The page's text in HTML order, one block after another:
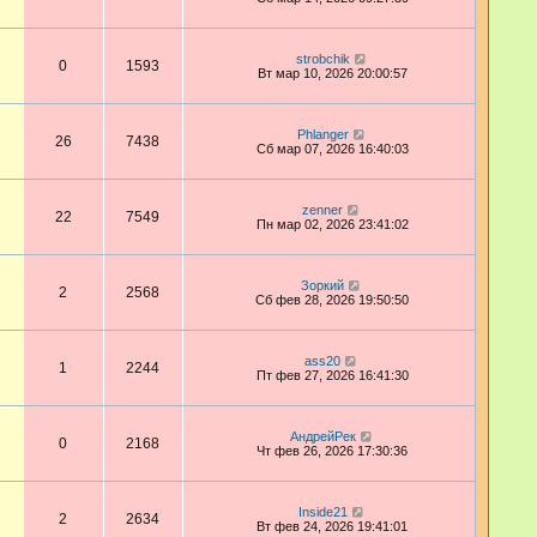
0 1593
strobchik
Вт мар 10, 2026 20:00:57
26 7438
Phlanger
Сб мар 07, 2026 16:40:03
22 7549
zenner
Пн мар 02, 2026 23:41:02
2 2568
Зоркий
Сб фев 28, 2026 19:50:50
1 2244
ass20
Пт фев 27, 2026 16:41:30
0 2168
АндрейРек
Чт фев 26, 2026 17:30:36
2 2634
Inside21
Вт фев 24, 2026 19:41:01